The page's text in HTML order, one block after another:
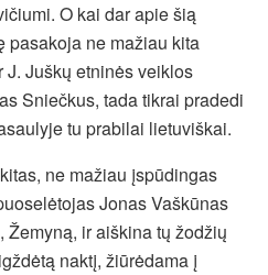
O kai dar apie šią
pasakoja ne mažiau kita
Juškų etninės veiklos
Sniečkus, tada tikrai pradedi
tu prabilai lietuviškai.
ne mažiau įspūdingas
Jonas Vaškūnas
ir aiškina tų žodžių
naktį, žiūrėdama į